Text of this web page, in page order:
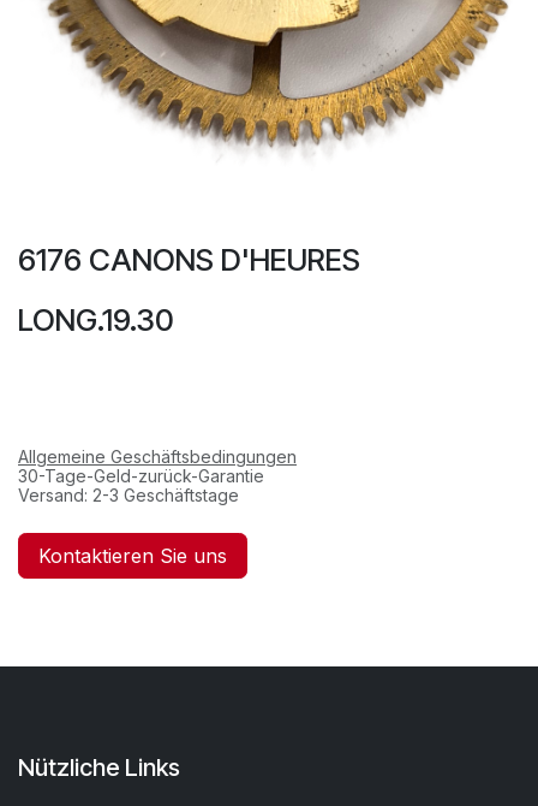
6176 CANONS D'HEURES
LONG.19.30
Allgemeine Geschäftsbedingungen
30-Tage-Geld-zurück-Garantie
Versand: 2-3 Geschäftstage
Kontaktieren Sie uns
Nützliche Links